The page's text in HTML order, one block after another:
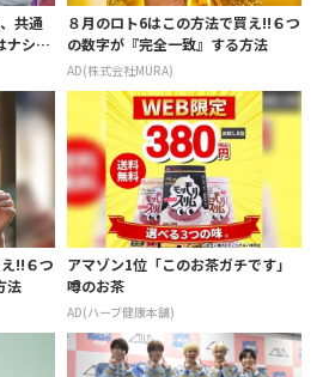
共通
ナシ」
８月のロト6はこの方法で買え!!６つ
の数字が『完全一致』する方法
AD(株式会社MURA)
!!６つ
法
アマゾン1位「このお茶ガチです」
噂のお茶
AD(ハーブ健康本舗)